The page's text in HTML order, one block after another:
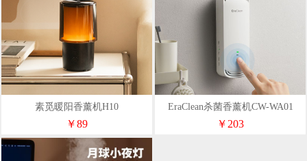
素觅暖阳香薰机H10
￥89
EraClean杀菌香薰机CW-WA01
￥203